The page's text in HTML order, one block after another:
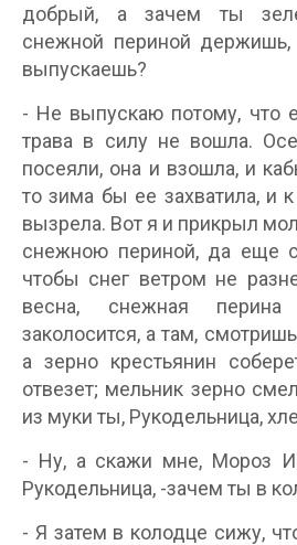
добрый, а зачем ты
снежной периной
выпускаешь?
- Не выпускаю потому, что
трава в силу не вошла.
посеяли, она и взошла, и
то зима бы ее захватила, и
вызрела. Вот я и прикрыл
снежною периной, да еще
чтобы снег ветром не
весна, снежная перина
заколосится, а там,
а зерно крестьянин
отвезет; мельник зерно
из муки ты, Рукодельница,
- Ну, а скажи мне, Мороз
Рукодельница, -зачем ты в
- Я затем в колодце сижу,